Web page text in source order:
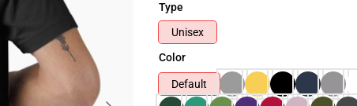
Type
Unisex
Color
Default